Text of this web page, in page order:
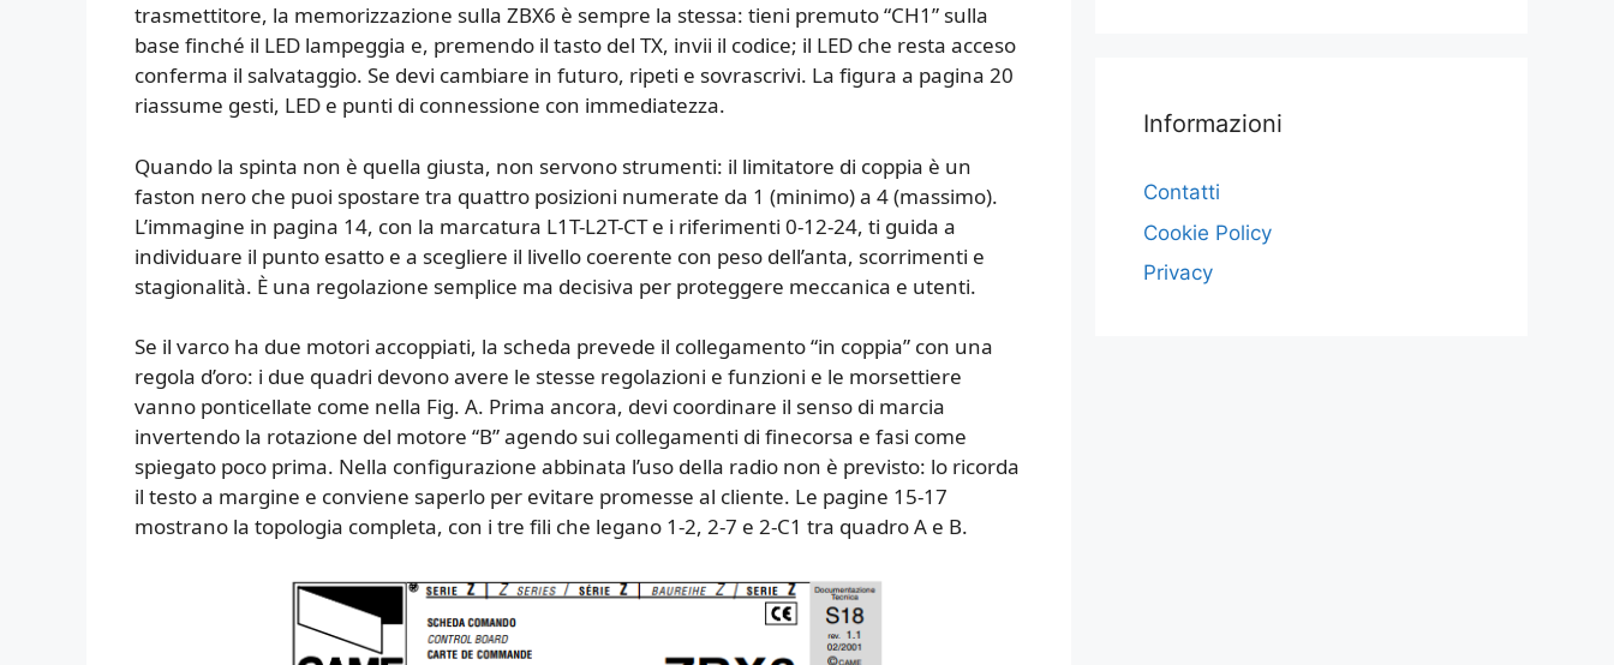
trasmettitore, la memorizzazione sulla ZBX6 è sempre la stessa: tieni premuto “CH1” sulla
base finché il LED lampeggia e, premendo il tasto del TX, invii il codice; il LED che resta acceso
conferma il salvataggio. Se devi cambiare in futuro, ripeti e sovrascrivi. La figura a pagina 20
riassume gesti, LED e punti di connessione con immediatezza.
Quando la spinta non è quella giusta, non servono strumenti: il limitatore di coppia è un
faston nero che puoi spostare tra quattro posizioni numerate da 1 (minimo) a 4 (massimo).
L’immagine in pagina 14, con la marcatura L1T-L2T-CT e i riferimenti 0-12-24, ti guida a
individuare il punto esatto e a scegliere il livello coerente con peso dell’anta, scorrimenti e
stagionalità. È una regolazione semplice ma decisiva per proteggere meccanica e utenti.
Se il varco ha due motori accoppiati, la scheda prevede il collegamento “in coppia” con una
regola d’oro: i due quadri devono avere le stesse regolazioni e funzioni e le morsettiere
vanno ponticellate come nella Fig. A. Prima ancora, devi coordinare il senso di marcia
invertendo la rotazione del motore “B” agendo sui collegamenti di finecorsa e fasi come
spiegato poco prima. Nella configurazione abbinata l’uso della radio non è previsto: lo ricorda
il testo a margine e conviene saperlo per evitare promesse al cliente. Le pagine 15-17
mostrano la topologia completa, con i tre fili che legano 1-2, 2-7 e 2-C1 tra quadro A e B.
Informazioni
Contatti
Cookie Policy
Privacy